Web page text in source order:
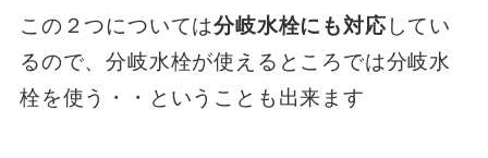
この２つについては分岐水栓にも対応してい
るので、分岐水栓が使えるところでは分岐水
栓を使う・・ということも出来ます